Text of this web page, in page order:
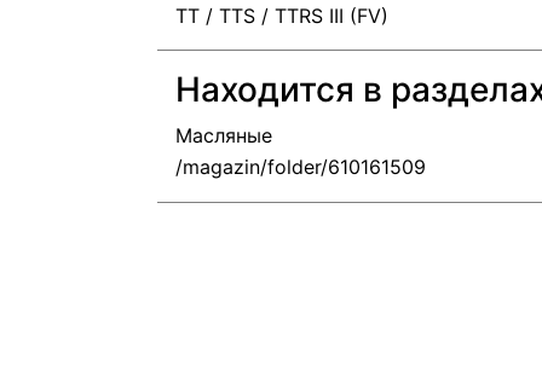
TT / TTS / TTRS III (FV)
Находится в
Масляные